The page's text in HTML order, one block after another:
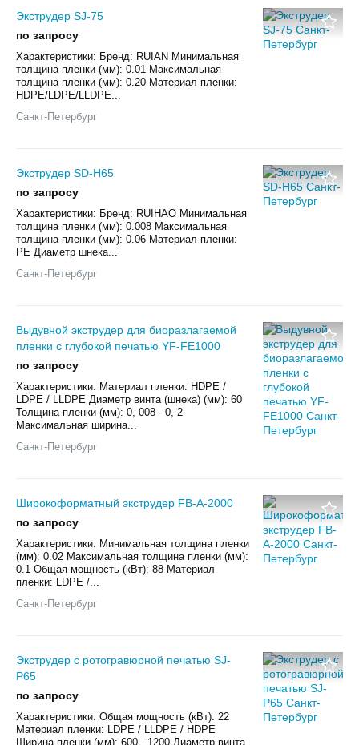
Экструдер SJ-75
по запросу
Характеристики: Бренд: RUIAN Минимальная
толщина пленки (мм): 0.01 Максимальная
толщина пленки (мм): 0.20 Материал пленки:
HDPE/LDPE/LLDPE...
Санкт-Петербург
Экструдер SD-H65
по запросу
Характеристики: Бренд: RUIHAO Минимальная
толщина пленки (мм): 0.008 Максимальная
толщина пленки (мм): 0.06 Материал пленки:
PE Диаметр шнека...
Санкт-Петербург
Выдувной экструдер для биоразлагаемой
пленки с глубокой печатью YF-FE1000
по запросу
Характеристики: Материал пленки: HDPE /
LDPE / LLDPE Диаметр винта (шнека) (мм): 60
Толщина пленки (мм): 0, 008 - 0, 2
Максимальная ширина...
Санкт-Петербург
Широкоформатный экструдер FB-A-2000
по запросу
Характеристики: Минимальная толщина пленки
(мм): 0.02 Максимальная толщина пленки (мм):
0.1 Общая мощность (кВт): 88 Материал
пленки: LDPE /...
Санкт-Петербург
Экструдер с ротогравюрной печатью SJ-
P65
по запросу
Характеристики: Общая мощность (кВт): 22
Материал пленки: LDPE / LLDPE / HDPE
Ширина пленки (мм): 600 - 1200 Диаметр винта